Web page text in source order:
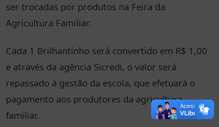
ser trocadas por produtos na Feira da
Agricultura Familiar.
Cada 1 Brilhantinho será convertido em R$ 1,00
e através da agência Sicredi, o valor será
repassado à gestão da escola, que efetuará o
pagamento aos produtores da agricultura
familiar.